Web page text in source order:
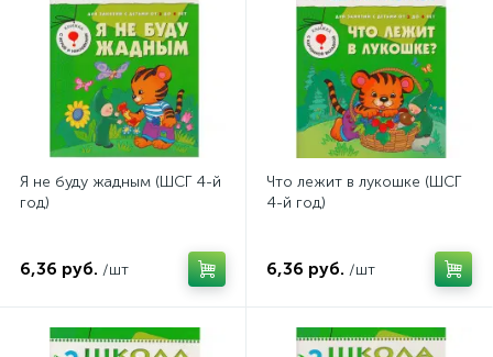
Я не буду жадным (ШСГ 4-й
год)
6,36 руб. /шт
Что лежит в лукошке (ШСГ
4-й год)
6,36 руб. /шт